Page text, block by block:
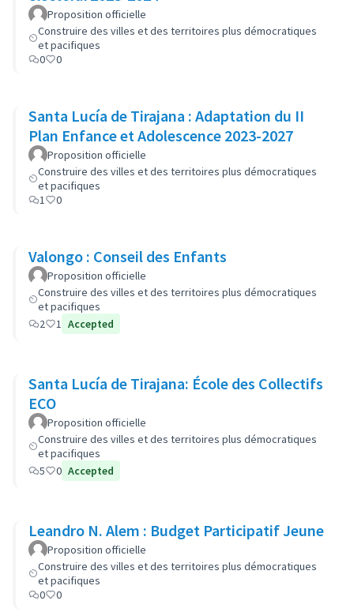
Proposition officielle
Construire des villes et des territoires plus démocratiques
et pacifiques
0
0
Santa Lucía de Tirajana : Adaptation du II
Plan Enfance et Adolescence 2023-2027
Proposition officielle
Construire des villes et des territoires plus démocratiques
et pacifiques
1
0
Valongo : Conseil des Enfants
Proposition officielle
Construire des villes et des territoires plus démocratiques
et pacifiques
2
1 Accepted
Santa Lucía de Tirajana: École des Collectifs
ECO
Proposition officielle
Construire des villes et des territoires plus démocratiques
et pacifiques
5
0 Accepted
Leandro N. Alem : Budget Participatif Jeune
Proposition officielle
Construire des villes et des territoires plus démocratiques
et pacifiques
0
0